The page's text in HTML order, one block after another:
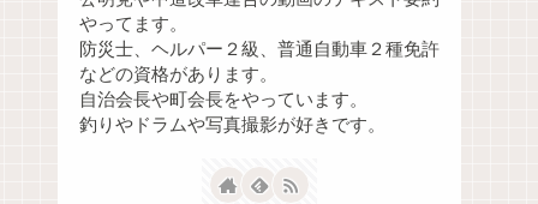
やってます。
防災士、ヘルパー２級、普通自動車２種免許
などの資格があります。
自治会長や町会長をやっています。
釣りやドラムや写真撮影が好きです。